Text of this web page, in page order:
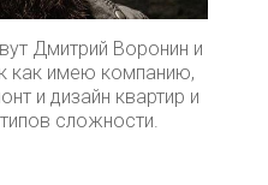
Дмитрий Воронин и
как имею компанию,
и дизайн квартир и
сложности.